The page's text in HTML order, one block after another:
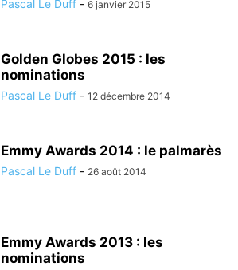
Pascal Le Duff - 6 janvier 2015
Golden Globes 2015 : les
nominations
Pascal Le Duff - 12 décembre 2014
Emmy Awards 2014 : le palmarès
Pascal Le Duff - 26 août 2014
Emmy Awards 2013 : les
nominations